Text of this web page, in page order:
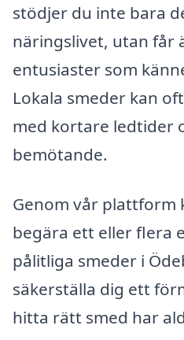
stödjer du inte bara
näringslivet, utan får
entusiaster som
Lokala smeder kan
med kortare ledtider
bemötande.
Genom vår plattform
begära ett eller flera
pålitliga smeder i
säkerställa dig ett
hitta rätt smed har